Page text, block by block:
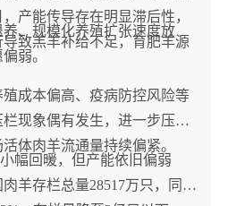
产能传导存在明显滞后性，
致羔羊补给不足，育肥羊源
、规模化养殖扩张速度放
弱。
成本偏高、疫病防控风险等
现象偶有发生，进一步压缩
体肉羊流通量持续偏紧。
幅回暖，但产能依旧偏弱
羊存栏总量28517万只，同比